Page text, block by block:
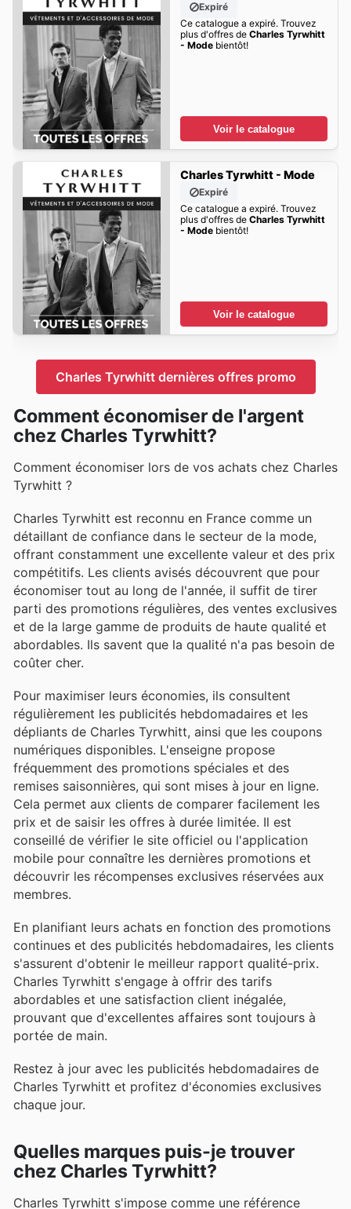
Expiré
Ce catalogue a expiré. Trouvez
plus d'offres de Charles Tyrwhitt
- Modebientôt!
Voir le catalogue
Charles Tyrwhitt - Mode
Expiré
Ce catalogue a expiré. Trouvez
plus d'offres de Charles Tyrwhitt
- Modebientôt!
Voir le catalogue
Charles Tyrwhitt dernières offres promo
Comment économiser de l'argent
chez Charles Tyrwhitt?
Comment économiser lors de vos achats chez Charles
Tyrwhitt ?
Charles Tyrwhitt est reconnu en France comme un
détaillant de confiance dans le secteur de la mode,
offrant constamment une excellente valeur et des prix
compétitifs. Les clients avisés découvrent que pour
économiser tout au long de l'année, il suffit de tirer
parti des promotions régulières, des ventes exclusives
et de la large gamme de produits de haute qualité et
abordables. Ils savent que la qualité n'a pas besoin de
coûter cher.
Pour maximiser leurs économies, ils consultent
régulièrement les publicités hebdomadaires et les
dépliants de Charles Tyrwhitt, ainsi que les coupons
numériques disponibles. L'enseigne propose
fréquemment des promotions spéciales et des
remises saisonnières, qui sont mises à jour en ligne.
Cela permet aux clients de comparer facilement les
prix et de saisir les offres à durée limitée. Il est
conseillé de vérifier le site officiel ou l'application
mobile pour connaître les dernières promotions et
découvrir les récompenses exclusives réservées aux
membres.
En planifiant leurs achats en fonction des promotions
continues et des publicités hebdomadaires, les clients
s'assurent d'obtenir le meilleur rapport qualité-prix.
Charles Tyrwhitt s'engage à offrir des tarifs
abordables et une satisfaction client inégalée,
prouvant que d'excellentes affaires sont toujours à
portée de main.
Restez à jour avec les publicités hebdomadaires de
Charles Tyrwhitt et profitez d'économies exclusives
chaque jour.
Quelles marques puis-je trouver
chez Charles Tyrwhitt?
Charles Tyrwhitt s'impose comme une référence